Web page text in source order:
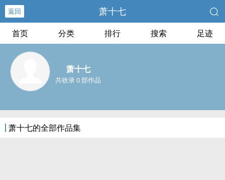
返回 萧十七
首页 分类 排行 搜索 足迹
萧十七
共收录 0 部作品
萧十七的全部作品集